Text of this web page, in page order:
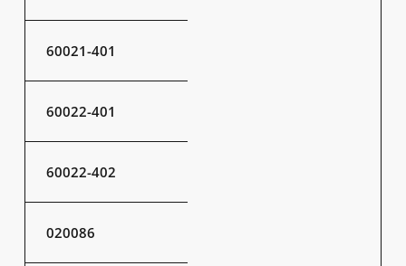
60021-401
60022-401
60022-402
020086